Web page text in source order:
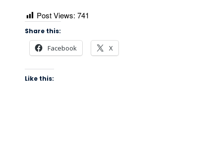
Post Views: 741
Share this:
Facebook X
Like this: